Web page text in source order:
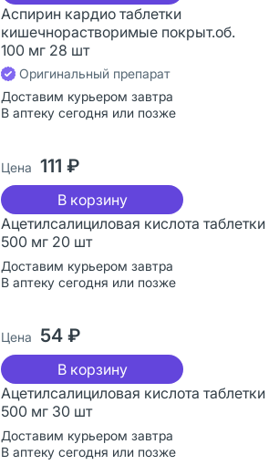
Аспирин кардио таблетки
кишечнорастворимые покрыт.об.
100 мг 28 шт
Оригинальный препарат
Доставим курьером завтра
В аптеку сегодня или позже
Цена 111 ₽
В корзину
Ацетилсалициловая кислота таблетки
500 мг 20 шт
Доставим курьером завтра
В аптеку сегодня или позже
Цена 54 ₽
В корзину
Ацетилсалициловая кислота таблетки
500 мг 30 шт
Доставим курьером завтра
В аптеку сегодня или позже